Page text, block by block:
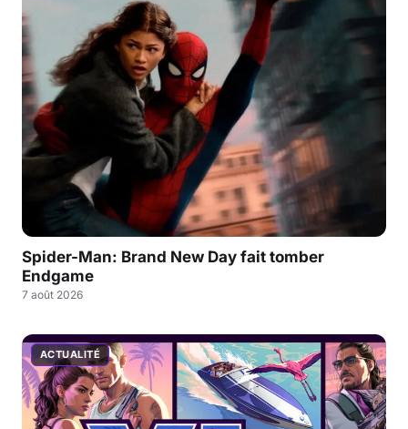
Spider-Man: Brand New Day fait tomber
Endgame
7 août 2026
ACTUALITÉ